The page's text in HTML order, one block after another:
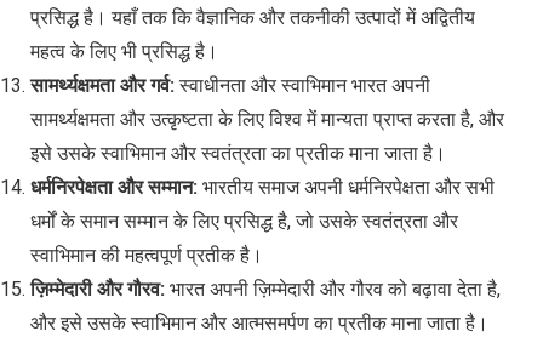
प्रसिद्ध है। यहाँ तक कि वैज्ञानिक और तकनीकी उत्पादों में अद्वितीय
महत्व के लिए भी प्रसिद्ध है।
सामर्थ्यक्षमता और गर्व:स्वाधीनता और स्वाभिमान भारत अपनी
सामर्थ्यक्षमता और उत्कृष्टता के लिए विश्व में मान्यता प्राप्त करता है, और
इसे उसके स्वाभिमान और स्वतंत्रता का प्रतीक माना जाता है।
धर्मनिरपेक्षता और सम्मान: भारतीय समाज अपनी धर्मनिरपेक्षता और सभी
धर्मों के समान सम्मान के लिए प्रसिद्ध है, जो उसके स्वतंत्रता और
स्वाभिमान की महत्वपूर्ण प्रतीक है।
ज़िम्मेदारी और गौरव: भारत अपनी ज़िम्मेदारी और गौरव को बढ़ावा देता है,
और इसे उसके स्वाभिमान और आत्मसमर्पण का प्रतीक माना जाता है।